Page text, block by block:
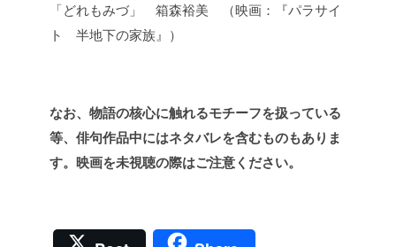
「どれもみづ」 箱森裕美 （映画：『パラサイ
ト 半地下の家族』）
なお、物語の核心に触れるモチーフを扱っている
等、俳句作品中にはネタバレを含むものもありま
す。映画を未視聴の際はご注意ください。